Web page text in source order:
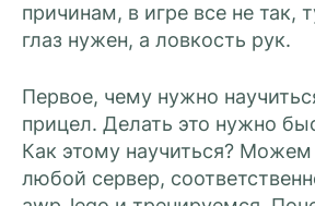
причинам, в игре все не так,
глаз нужен, а ловкость рук.
Первое, чему нужно
прицел. Делать это нужно
Как этому научиться? Можем
любой сервер,